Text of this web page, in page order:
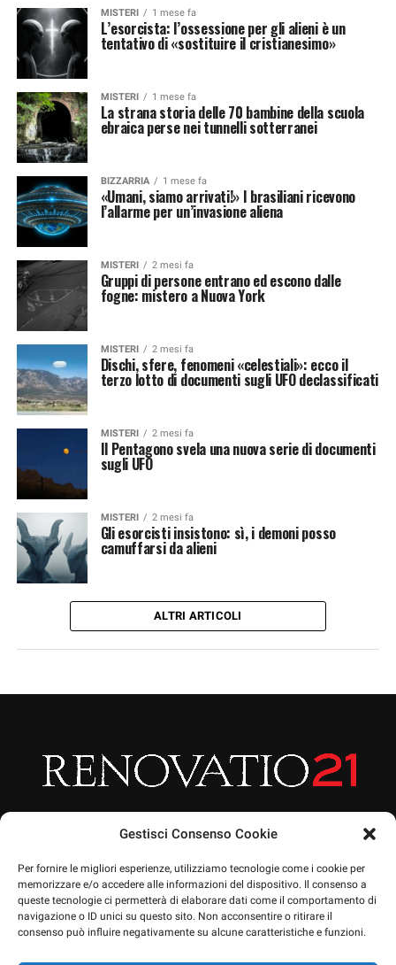
Gestisci Consenso Cookie
Per fornire le migliori esperienze, utilizziamo tecnologie come i cookie per
memorizzare e/o accedere alle informazioni del dispositivo. Il consenso a
queste tecnologie ci permetterà di elaborare dati come il comportamento di
navigazione o ID unici su questo sito. Non acconsentire o ritirare il
consenso può influire negativamente su alcune caratteristiche e funzioni.
MISTERI 1 mese fa
L’esorcista: l’ossessione per gli alieni è un
tentativo di «sostituire il cristianesimo»
MISTERI 1 mese fa
La strana storia delle 70 bambine della scuola
ebraica perse nei tunnelli sotterranei
BIZZARRIA 1 mese fa
«Umani, siamo arrivati!» I brasiliani ricevono
l’allarme per un’invasione aliena
MISTERI 2 mesi fa
Gruppi di persone entrano ed escono dalle
fogne: mistero a Nuova York
MISTERI 2 mesi fa
Dischi, sfere, fenomeni «celestiali»: ecco il
terzo lotto di documenti sugli UFO declassificati
MISTERI 2 mesi fa
Il Pentagono svela una nuova serie di documenti
sugli UFO
MISTERI 2 mesi fa
Gli esorcisti insistono: sì, i demoni posso
camuffarsi da alieni
ALTRI ARTICOLI
HOME ARTICOLI CHI SIAMO EVENTI
PRIVACY POLICY
NEWSLETTERA
CONTATTO SOSTIENICI SHOP